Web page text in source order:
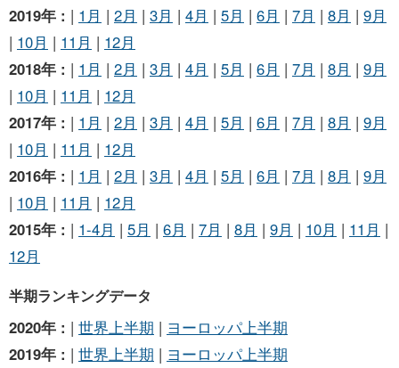
2019年 : | 1月 | 2月 | 3月 | 4月 | 5月 | 6月 | 7月 | 8月 | 9月
| 10月 | 11月 | 12月
2018年 : | 1月 | 2月 | 3月 | 4月 | 5月 | 6月 | 7月 | 8月 | 9月
| 10月 | 11月 | 12月
2017年 : | 1月 | 2月 | 3月 | 4月 | 5月 | 6月 | 7月 | 8月 | 9月
| 10月 | 11月 | 12月
2016年 : | 1月 | 2月 | 3月 | 4月 | 5月 | 6月 | 7月 | 8月 | 9月
| 10月 | 11月 | 12月
2015年 : | 1-4月 | 5月 | 6月 | 7月 | 8月 | 9月 | 10月 | 11月 |
12月
半期ランキングデータ
2020年 : | 世界上半期 | ヨーロッパ上半期
2019年 : | 世界上半期 | ヨーロッパ上半期